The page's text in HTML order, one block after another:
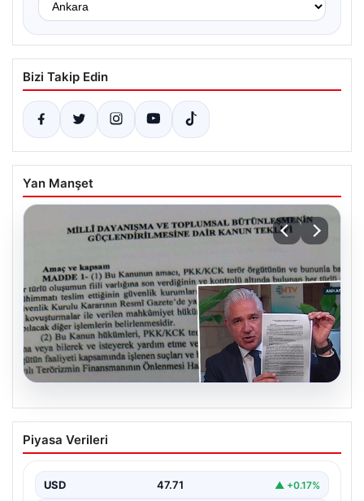
Bizi Takip Edin
Yan Manşet
05.08.2026
Süreç yasası teklifi tamamlandı. İşte
madde madde kanun teklifi ve
Piyasa Verileri
USD 47.71 ▲ +0.17%